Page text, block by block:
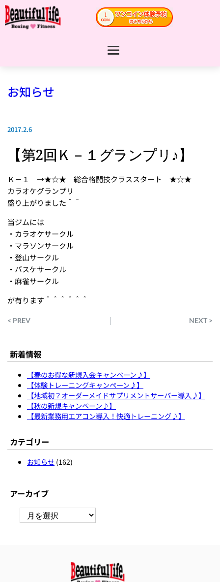
お知らせ
2017.2.6
【第2回Ｋ－１グランプリ♪】
Ｋ－１ →★☆★ 総合格闘技クラススタート ★☆★
カラオケグランプリ
盛り上がりました＾＾
当ジムには
・カラオケサークル
・マラソンサークル
・登山サークル
・バスケサークル
・麻雀サークル
が有ります＾＾＾＾＾＾
< PREV NEXT >
新着情報
【春のお得な新規入会キャンペーン♪】
【体験トレーニングキャンペーン♪】
【地域初？オーダーメイドサプリメントサーバー導入♪】
【秋の新規キャンペーン♪】
【最新業務用エアコン導入！快適トレーニング♪】
カテゴリー
お知らせ(162)
アーカイブ
ー